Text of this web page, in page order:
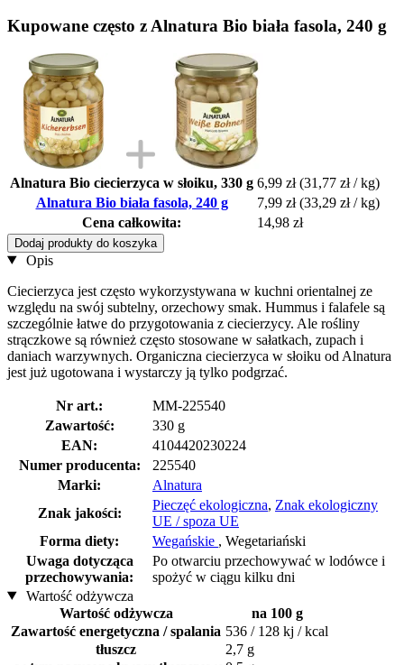
Kupowane często z Alnatura Bio biała fasola, 240 g
Alnatura Bio ciecierzyca w słoiku, 330 g 6,99 zł (31,77 zł / kg)
Alnatura Bio biała fasola, 240 g
7,99 zł (33,29 zł / kg)
Cena całkowita:
14,98 zł
Dodaj produkty do koszyka
Opis
Ciecierzyca jest często wykorzystywana w kuchni orientalnej ze
względu na swój subtelny, orzechowy smak. Hummus i falafele są
szczególnie łatwe do przygotowania z ciecierzycy. Ale rośliny
strączkowe są również często stosowane w sałatkach, zupach i
daniach warzywnych. Organiczna ciecierzyca w słoiku od Alnatura
jest już ugotowana i wystarczy ją tylko podgrzać.
Nr art.:
MM-225540
Zawartość:
330 g
EAN:
4104420230224
Numer producenta:
225540
Marki:
Alnatura
Znak jakości:
Pieczęć ekologiczna, Znak ekologiczny
UE / spoza UE
Forma diety:
Wegańskie , Wegetariański
Uwaga dotycząca
przechowywania:
Po otwarciu przechowywać w lodówce i
spożyć w ciągu kilku dni
Wartość odżywcza
Wartość odżywcza
na 100 g
Zawartość energetyczna / spalania 536 / 128 kj / kcal
tłuszcz
2,7 g